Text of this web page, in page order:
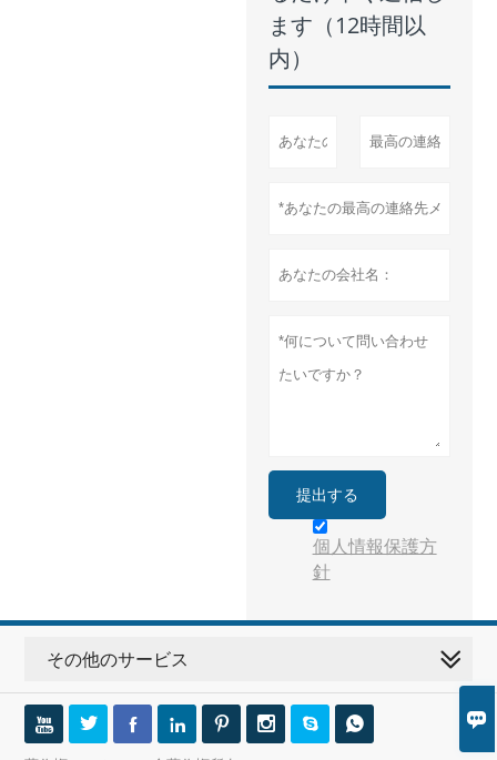

ます（12時間以
内）
提出する
個人情報保護方
針
その他のサービス
       